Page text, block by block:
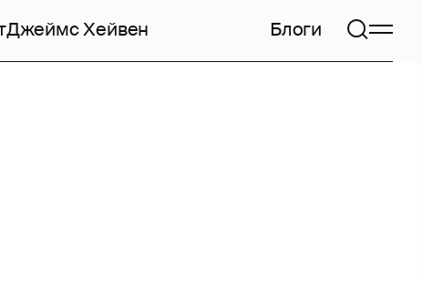
Джеймс Хейвен Блоги